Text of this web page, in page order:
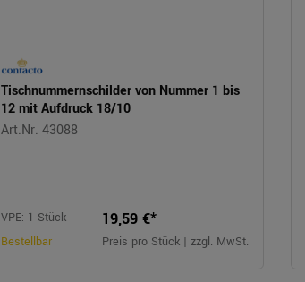
Tischnummernschilder von Nummer 1 bis
12 mit Aufdruck 18/10
Art.Nr. 43088
VPE: 1 Stück
Bestellbar
19,59 €*
Preis pro Stück | zzgl. MwSt.